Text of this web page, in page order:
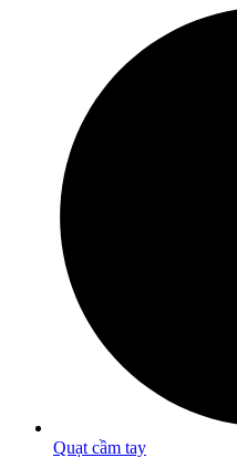
Quạt cầm tay